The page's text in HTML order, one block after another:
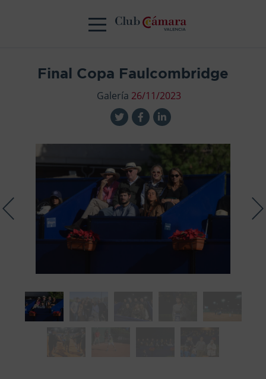
Final Copa Faulcombridge
Galería 26/11/2023